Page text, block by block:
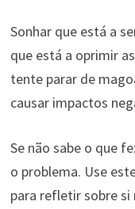
Sonhar que está a
que está a oprimir
tente parar de
causar impactos
Se não sabe o que
o problema. Use
para refletir sobre si